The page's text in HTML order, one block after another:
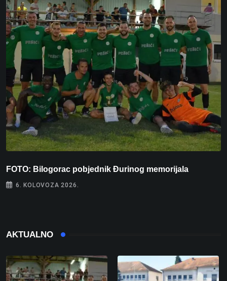
FOTO: Bilogorac pobjednik Đurinog memorijala
6. KOLOVOZA 2026.
AKTUALNO